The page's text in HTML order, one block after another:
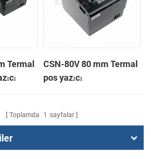
Termal
CSN-80V 80 mm Termal
pos yazıcı
Toplamda 1 sayfalar